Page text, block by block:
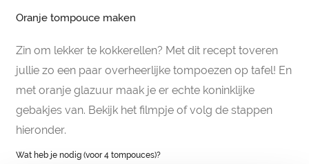
Oranje tompouce maken
Zin om lekker te kokkerellen? Met dit recept toveren
jullie zo een paar overheerlijke tompoezen op tafel! En
met oranje glazuur maak je er echte koninklijke
gebakjes van. Bekijk het filmpje of volg de stappen
hieronder.
Wat heb je nodig (voor 4 tompouces)?